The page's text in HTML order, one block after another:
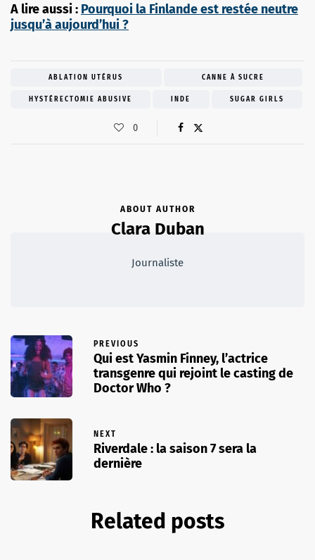
A lire aussi : Pourquoi la Finlande est restée neutre
jusqu’à aujourd’hui ?
ABLATION UTÉRUS CANNE À SUCRE
HYSTÉRECTOMIE ABUSIVE INDE SUGAR GIRLS
0
ABOUT AUTHOR
Clara Duban
Journaliste
PREVIOUS
Qui est Yasmin Finney, l’actrice
transgenre qui rejoint le casting de
Doctor Who ?
NEXT
Riverdale : la saison 7 sera la
dernière
Related posts